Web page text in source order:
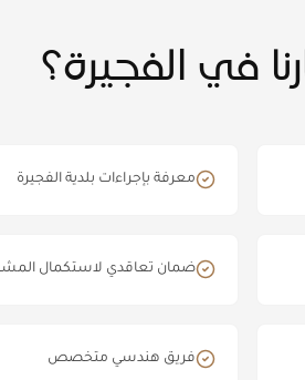
في الفجيرة؟
معرفة بإجراءات بلدية الفجيرة
ضمان تعاقدي لاستكمال
فريق هندسي متخصص